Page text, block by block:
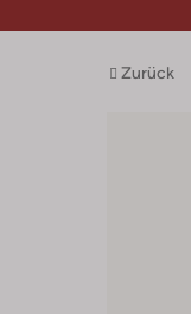
Zurück